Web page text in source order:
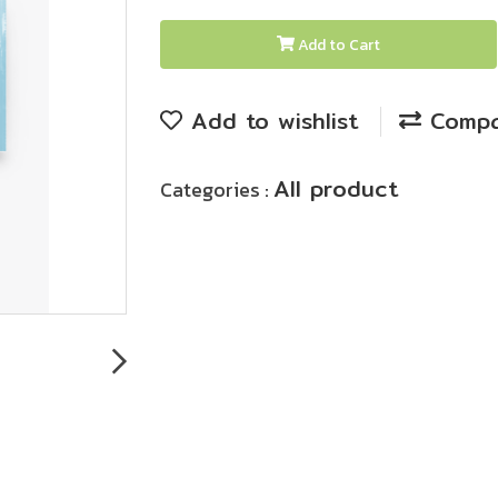
Add to Cart
Add to wishlist
Categories :All product